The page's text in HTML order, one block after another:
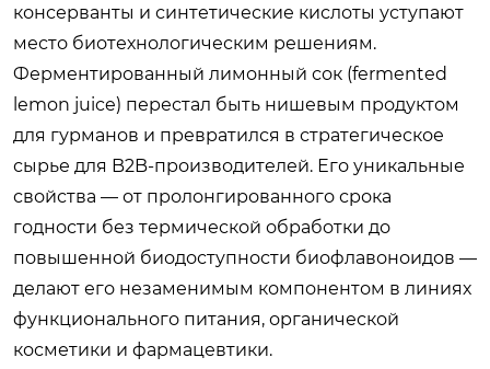
консерванты и синтетические кислоты уступают
место биотехнологическим решениям.
Ферментированный лимонный сок (fermented
lemon juice) перестал быть нишевым продуктом
для гурманов и превратился в стратегическое
сырье для B2B-производителей. Его уникальные
свойства — от пролонгированного срока
годности без термической обработки до
повышенной биодоступности биофлавоноидов —
делают его незаменимым компонентом в линиях
функционального питания, органической
косметики и фармацевтики.